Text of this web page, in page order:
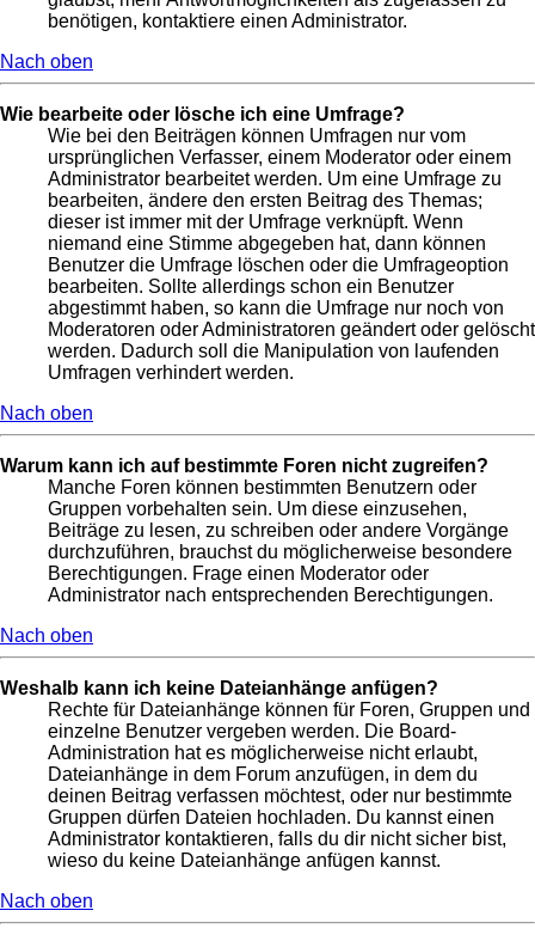
benötigen, kontaktiere einen Administrator.
Nach oben
Wie bearbeite oder lösche ich eine Umfrage?
Wie bei den Beiträgen können Umfragen nur vom
ursprünglichen Verfasser, einem Moderator oder einem
Administrator bearbeitet werden. Um eine Umfrage zu
bearbeiten, ändere den ersten Beitrag des Themas;
dieser ist immer mit der Umfrage verknüpft. Wenn
niemand eine Stimme abgegeben hat, dann können
Benutzer die Umfrage löschen oder die Umfrageoption
bearbeiten. Sollte allerdings schon ein Benutzer
abgestimmt haben, so kann die Umfrage nur noch von
Moderatoren oder Administratoren geändert oder gelöscht
werden. Dadurch soll die Manipulation von laufenden
Umfragen verhindert werden.
Nach oben
Warum kann ich auf bestimmte Foren nicht zugreifen?
Manche Foren können bestimmten Benutzern oder
Gruppen vorbehalten sein. Um diese einzusehen,
Beiträge zu lesen, zu schreiben oder andere Vorgänge
durchzuführen, brauchst du möglicherweise besondere
Berechtigungen. Frage einen Moderator oder
Administrator nach entsprechenden Berechtigungen.
Nach oben
Weshalb kann ich keine Dateianhänge anfügen?
Rechte für Dateianhänge können für Foren, Gruppen und
einzelne Benutzer vergeben werden. Die Board-
Administration hat es möglicherweise nicht erlaubt,
Dateianhänge in dem Forum anzufügen, in dem du
deinen Beitrag verfassen möchtest, oder nur bestimmte
Gruppen dürfen Dateien hochladen. Du kannst einen
Administrator kontaktieren, falls du dir nicht sicher bist,
wieso du keine Dateianhänge anfügen kannst.
Nach oben